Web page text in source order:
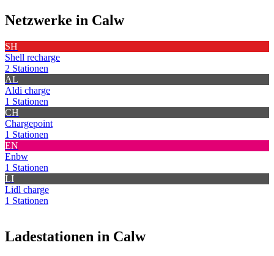
Netzwerke in Calw
SH
Shell recharge
2 Stationen
AL
Aldi charge
1 Stationen
CH
Chargepoint
1 Stationen
EN
Enbw
1 Stationen
LI
Lidl charge
1 Stationen
Ladestationen in Calw